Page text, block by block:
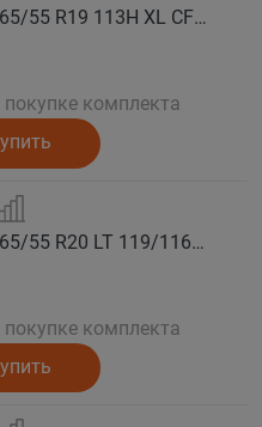
COMFORSER Автошина 265/55 R19 113H XL CF1100 RWL лето
комплекта
COMFORSER Автошина 265/55 R20 LT 119/116R CF1100 10PR RWL лето
комплекта